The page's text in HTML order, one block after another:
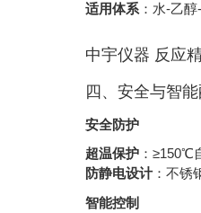
适用体系 ：水-乙
中宇仪器 反应
四、安全与智
安全防护
超温保护 ：≥150℃
防静电设计：不锈
智能控制